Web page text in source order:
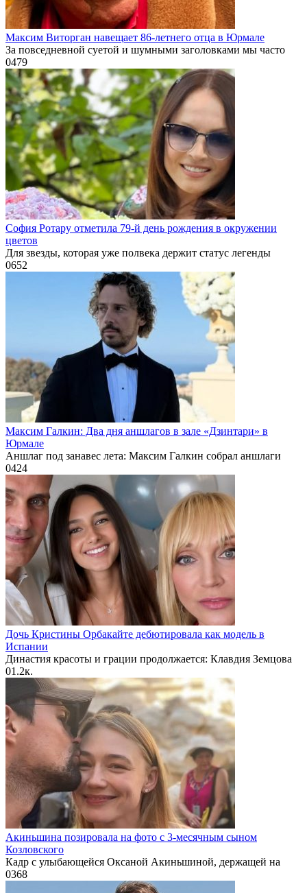
Максим Виторган навещает 86-летнего отца в Юрмале
За повседневной суетой и шумными заголовками мы часто
0479
София Ротару отметила 79-й день рождения в окружении
цветов
Для звезды, которая уже полвека держит статус легенды
0652
Максим Галкин: Два дня аншлагов в зале «Дзинтари» в
Юрмале
Аншлаг под занавес лета: Максим Галкин собрал аншлаги
0424
Дочь Кристины Орбакайте дебютировала как модель в
Испании
Династия красоты и грации продолжается: Клавдия Земцова
01.2к.
Акиньшина позировала на фото с 3-месячным сыном
Козловского
Кадр с улыбающейся Оксаной Акиньшиной, держащей на
0368